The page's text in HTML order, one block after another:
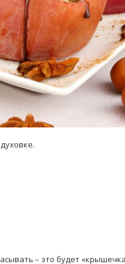
– это будет
симптоми
в дітей
Бер/2020